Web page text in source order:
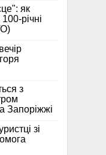
як
річні
з
Запоріжжі
зі